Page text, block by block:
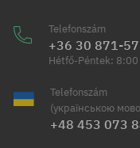
Telefonszám
+36 30 871-
Hétfő-Péntek:
Telefonszám
(українською
+48 453 073